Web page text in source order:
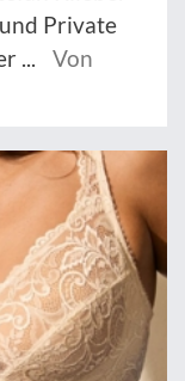
Private
...
Von